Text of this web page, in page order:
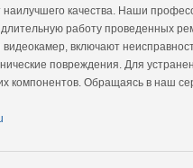
качества. Наши
работу проведенных
включают
повреждения. Для
компонентов. Обращаясь в наш